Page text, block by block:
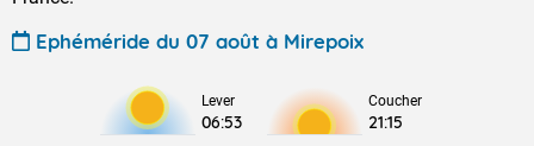
Ephéméride du 07 août à Mirepoix
Lever
06:53
Coucher
21:15